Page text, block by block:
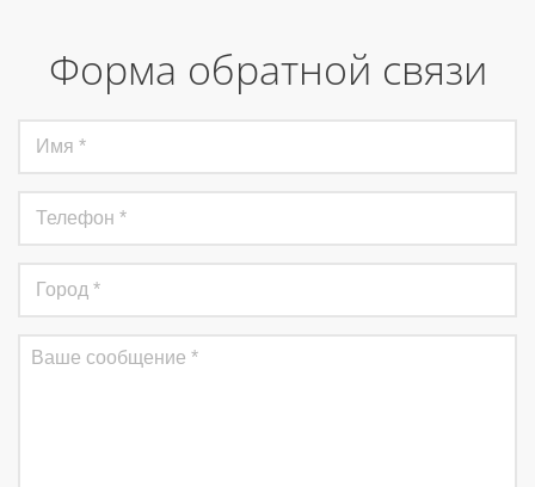
Форма обратной связи